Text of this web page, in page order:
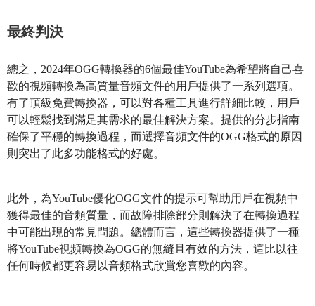
最終判決
總之，2024年OGG轉換器的6個最佳YouTube為希望將自己喜
歡的視頻轉換為高質量音頻文件的用戶提供了一系列選項。
有了頂級免費轉換器，可以對各種工具進行詳細比較，用戶
可以輕鬆找到滿足其需求的最佳解決方案。提供的分步指南
確保了平穩的轉換過程，而選擇音頻文件的OGG格式的原因
則突出了此多功能格式的好處。
此外，為YouTube優化OGG文件的提示可幫助用戶在視頻中
獲得最佳的音頻質量，而故障排除部分則解決了在轉換過程
中可能出現的常見問題。總體而言，這些轉換器提供了一種
將YouTube視頻轉換為OGG的無縫且有效的方法，這比以往
任何時候都更容易以音頻格式欣賞您喜歡的內容。